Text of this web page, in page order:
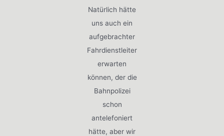
Natürlich hätte
uns auch ein
aufgebrachter
Fahrdienstleiter
erwarten
können, der die
Bahnpolizei
schon
antelefoniert
hätte, aber wir